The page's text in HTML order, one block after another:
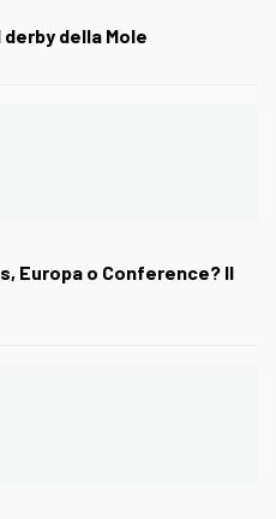
della Mole
Europa o Conference? Il